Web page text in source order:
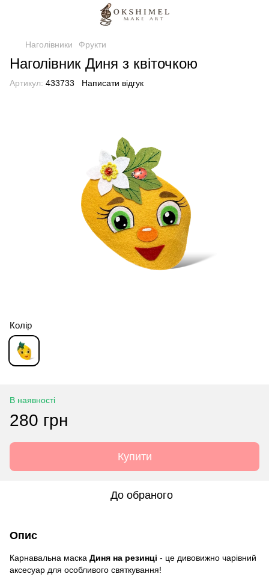
Наголівники Фрукти
Наголівник Диня з квіточкою
Артикул: 433733 Написати відгук
Колір
В наявності
280 грн
Купити
До обраного
Опис
Карнавальна маска Диня на резинці - це дивовижно чарівний
аксесуар для особливого святкування!